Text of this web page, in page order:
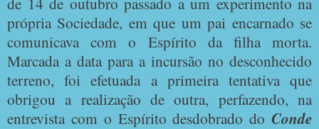
própria Sociedade, em que um pai encarnado se
comunicava com o Espírito da filha morta.
Marcada a data para a incursão no desconhecido
terreno, foi efetuada a primeira tentativa que
obrigou a realização de outra, perfazendo, na
entrevista com o Espírito desdobrado do Conde